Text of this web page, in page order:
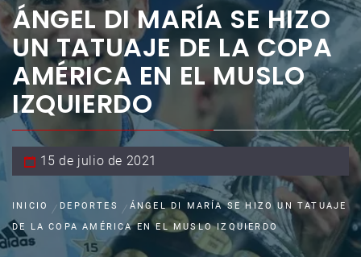
ÁNGEL DI MARÍA SE HIZO
UN TATUAJE DE LA COPA
AMÉRICA EN EL MUSLO
IZQUIERDO
15 de julio de 2021
INICIO DEPORTES
ÁNGEL DI MARÍA SE HIZO UN TATUAJE
DE LA COPA AMÉRICA EN EL MUSLO IZQUIERDO